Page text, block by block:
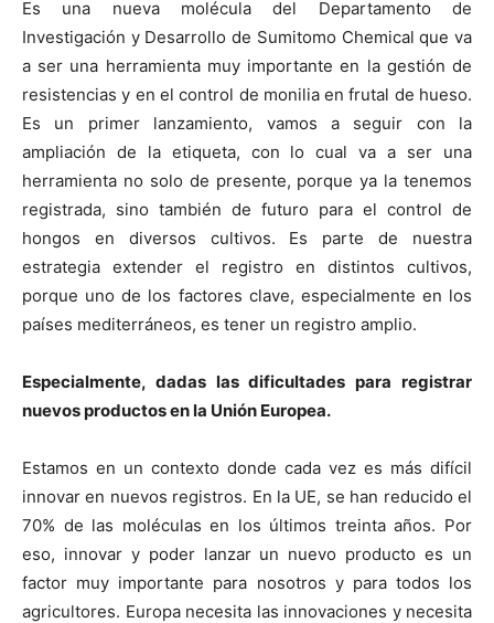
Es una nueva molécula del Departamento de
Investigación y Desarrollo de Sumitomo Chemical que va
a ser una herramienta muy importante en la gestión de
resistencias y en el control de monilia en frutal de hueso.
Es un primer lanzamiento, vamos a seguir con la
ampliación de la etiqueta, con lo cual va a ser una
herramienta no solo de presente, porque ya la tenemos
registrada, sino también de futuro para el control de
hongos en diversos cultivos. Es parte de nuestra
estrategia extender el registro en distintos cultivos,
porque uno de los factores clave, especialmente en los
países mediterráneos, es tener un registro amplio.
Especialmente, dadas las dificultades para registrar
nuevos productos en la Unión Europea.
Estamos en un contexto donde cada vez es más difícil
innovar en nuevos registros. En la UE, se han reducido el
70% de las moléculas en los últimos treinta años. Por
eso, innovar y poder lanzar un nuevo producto es un
factor muy importante para nosotros y para todos los
agricultores. Europa necesita las innovaciones y necesita